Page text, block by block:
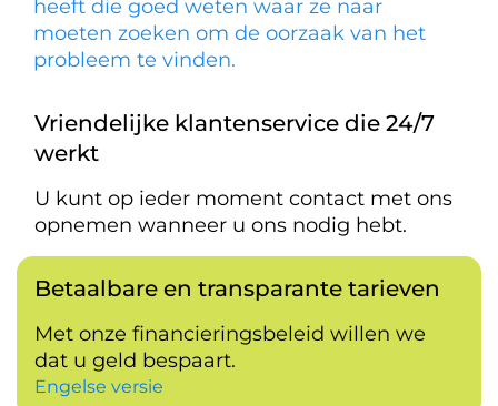
heeft die goed weten waar ze naar
moeten zoeken om de oorzaak van het
probleem te vinden.
Vriendelijke klantenservice die 24/7
werkt
U kunt op ieder moment contact met ons
opnemen wanneer u ons nodig hebt.
Betaalbare en transparante tarieven
Met onze financieringsbeleid willen we
dat u geld bespaart.
Engelse versie